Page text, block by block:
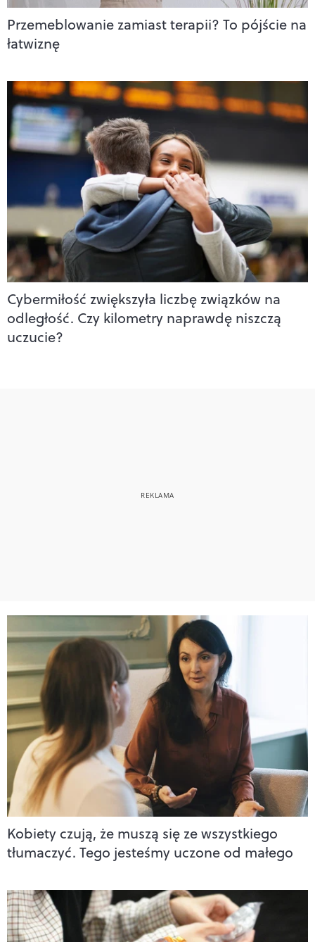
Przemeblowanie zamiast terapii? To pójście na
łatwiznę
Cybermiłość zwiększyła liczbę związków na
odległość. Czy kilometry naprawdę niszczą
uczucie?
Kobiety czują, że muszą się ze wszystkiego
tłumaczyć. Tego jesteśmy uczone od małego